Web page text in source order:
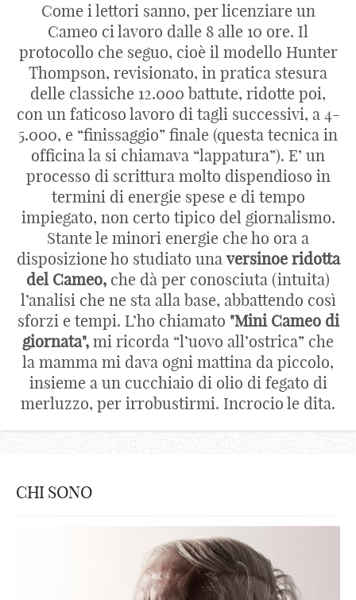
Come i lettori sanno, per licenziare un
Cameo ci lavoro dalle 8 alle 10 ore. Il
protocollo che seguo, cioè il modello Hunter
Thompson, revisionato, in pratica stesura
delle classiche 12.000 battute, ridotte poi,
con un faticoso lavoro di tagli successivi, a 4-
5.000, e “finissaggio” finale (questa tecnica in
officina la si chiamava “lappatura”). E’ un
processo di scrittura molto dispendioso in
termini di energie spese e di tempo
impiegato, non certo tipico del giornalismo.
Stante le minori energie che ho ora a
disposizione ho studiato una versinoe ridotta
del Cameo, che dà per conosciuta (intuita)
l’analisi che ne sta alla base, abbattendo così
sforzi e tempi. L’ho chiamato "Mini Cameo di
giornata", mi ricorda “l’uovo all’ostrica” che
la mamma mi dava ogni mattina da piccolo,
insieme a un cucchiaio di olio di fegato di
merluzzo, per irrobustirmi. Incrocio le dita.
CHI SONO